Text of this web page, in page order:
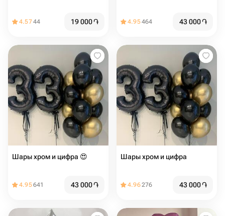
4.5744 19 000֏ 4.95464 43 000֏
Шары хром и цифра 😍
4.95641 43 000֏
Шары хром и цифра
4.96276 43 000֏